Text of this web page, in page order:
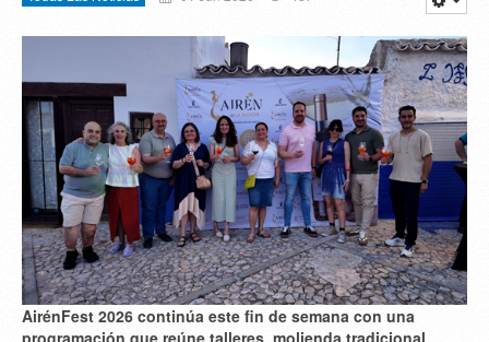
AirénFest 2026 continúa este fin de semana con una